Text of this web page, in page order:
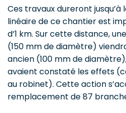
Ces travaux dureront
linéaire de ce chantier est
d’1 km. Sur cette distance,
(150 mm de diamètre)
ancien (100 mm de
avaient constaté les effets
au robinet). Cette action
remplacement de 87